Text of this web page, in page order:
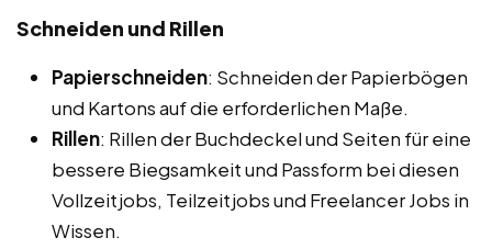
Schneiden und Rillen
Papierschneiden: Schneiden der Papierbögen
und Kartons auf die erforderlichen Maße.
Rillen: Rillen der Buchdeckel und Seiten für eine
bessere Biegsamkeit und Passform bei diesen
Vollzeitjobs, Teilzeitjobs und Freelancer Jobs in
Wissen.